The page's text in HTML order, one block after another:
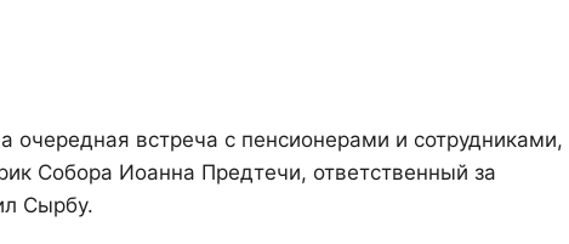
встреча с пенсионерами и сотрудниками,
Собора Иоанна Предтечи, ответственный за
Сырбу.